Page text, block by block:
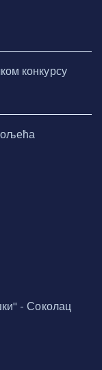
конкурсу
- Соколац